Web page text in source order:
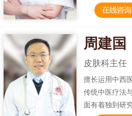
周建国
皮肤科主任
擅长运用中西
传统中医疗法
面有着独到研